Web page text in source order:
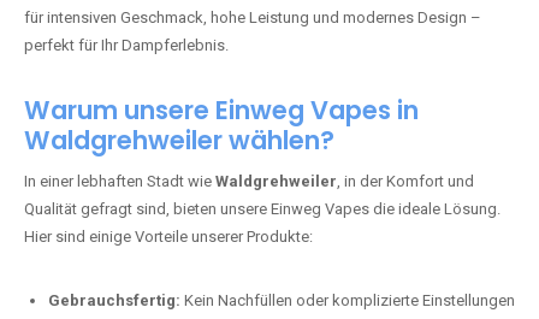
für intensiven Geschmack, hohe Leistung und modernes Design –
perfekt für Ihr Dampferlebnis.
Warum unsere Einweg Vapes in
Waldgrehweiler wählen?
In einer lebhaften Stadt wie Waldgrehweiler, in der Komfort und
Qualität gefragt sind, bieten unsere Einweg Vapes die ideale Lösung.
Hier sind einige Vorteile unserer Produkte:
Gebrauchsfertig: Kein Nachfüllen oder komplizierte Einstellungen